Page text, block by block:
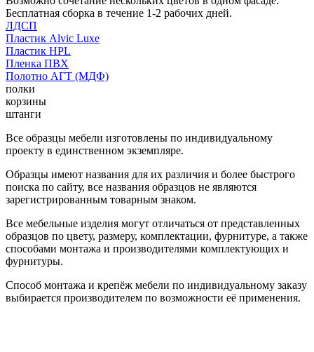
Бесплатная сборка в течение 1-2 рабочих дней.
ЛДСП
Пластик Alvic Luxe
Пластик HPL
Пленка ПВХ
Полотно АГТ (МДФ)
полки
корзины
штанги
Все образцы мебели изготовлены по индивидуальному
проекту в единственном экземпляре.
Образцы имеют названия для их различия и более быстрого
поиска по сайту, все названия образцов не являются
зарегистрированным товарным знаком.
Все мебельные изделия могут отличаться от представленных
образцов по цвету, размеру, комплектации, фурнитуре, а также
способами монтажа и производителями комплектующих и
фурнитуры.
Способ монтажа и крепёж мебели по индивидуальному заказу
выбирается производителем по возможности её применения.